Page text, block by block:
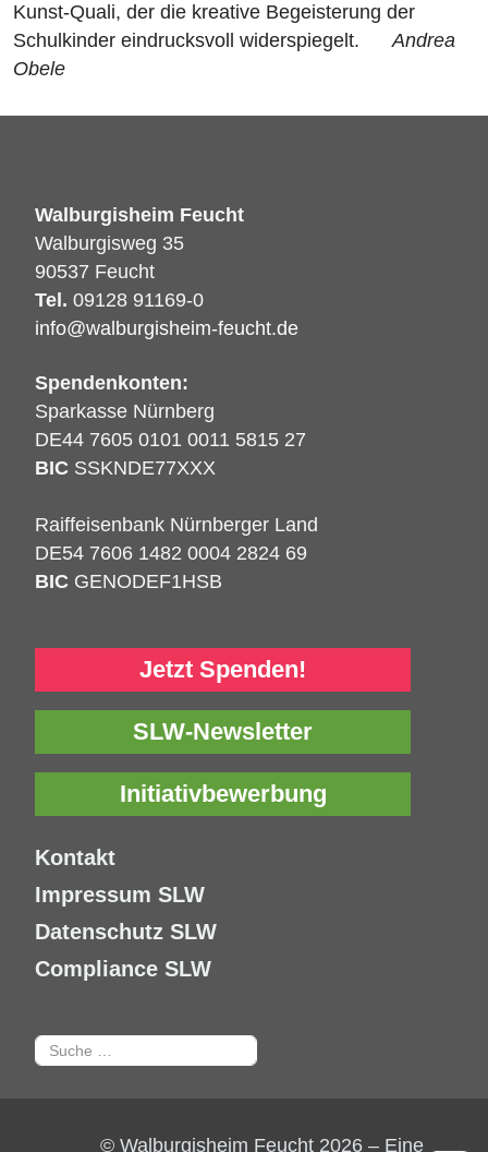
Kunst-Quali, der die kreative Begeisterung der
Schulkinder eindrucksvoll widerspiegelt.
Andrea
Obele
Walburgisheim Feucht
Walburgisweg 35
90537 Feucht
Tel. 09128 91169-0
info@walburgisheim-feucht.de
Spendenkonten:
Sparkasse Nürnberg
DE44 7605 0101 0011 5815 27
BIC SSKNDE77XXX
Raiffeisenbank Nürnberger Land
DE54 7606 1482 0004 2824 69
BIC GENODEF1HSB
Jetzt Spenden!
SLW-Newsletter
Initiativbewerbung
Kontakt
Impressum SLW
Datenschutz SLW
Compliance SLW
Suchen
© Walburgisheim Feucht 2026 – Eine